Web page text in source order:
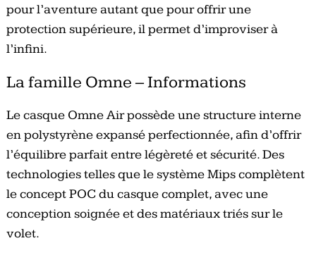
pour l’aventure autant que pour offrir une
protection supérieure, il permet d’improviser à
l’infini.
La famille Omne – Informations
Le casque Omne Air possède une structure interne
en polystyrène expansé perfectionnée, afin d’offrir
l’équilibre parfait entre légèreté et sécurité. Des
technologies telles que le système Mips complètent
le concept POC du casque complet, avec une
conception soignée et des matériaux triés sur le
volet.